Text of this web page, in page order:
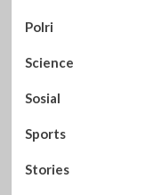
Polri
Science
Sosial
Sports
Stories